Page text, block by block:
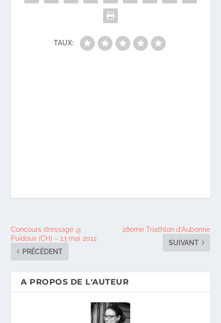
TAUX:
Concours dressage @
Puidoux (CH) – 13 mai 2012
PRÉCÉDENT
28ème Triathlon d’Aubonne
SUIVANT
A PROPOS DE L'AUTEUR